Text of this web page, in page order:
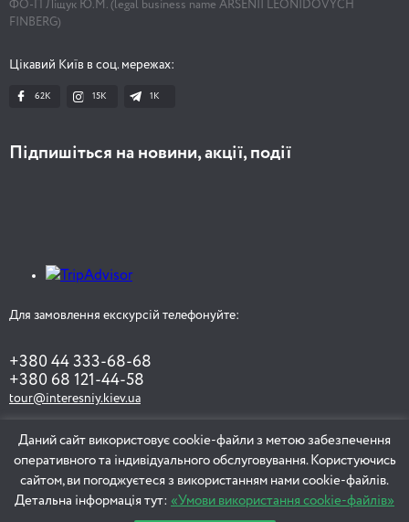
Даний сайт використовує cookie-файли з метою забезпечення
оперативного та індивідуального обслуговування. Користуючись
сайтом, ви погоджуєтеся з використанням нами cookie-файлів.
Детальна інформація тут: «Умови використання cookie-файлів»
ФО-П Ліщук Ю.М. (legal business name ARSENII LEONIDOVYCH
FINBERG)
Цікавий Київ в соц. мережах:
62K 15K 1К
Підпишіться на новини, акції, події
Для замовлення екскурсій телефонуйте:
+380 44 333-68-68
+380 68 121-44-58
tour@interesniy.kiev.ua
ЗАМОВИТИ ЕКСКУРСІЮ